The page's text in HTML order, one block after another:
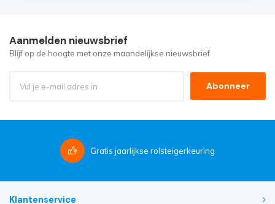
Aanmelden nieuwsbrief
Blijf op de hoogte met onze maandelijkse nieuwsbrief
Abonneer
Gratis jaarlijkse rolsteigerkeuring
Klantenservice